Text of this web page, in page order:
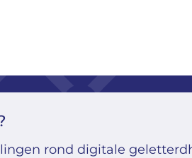
rond digitale